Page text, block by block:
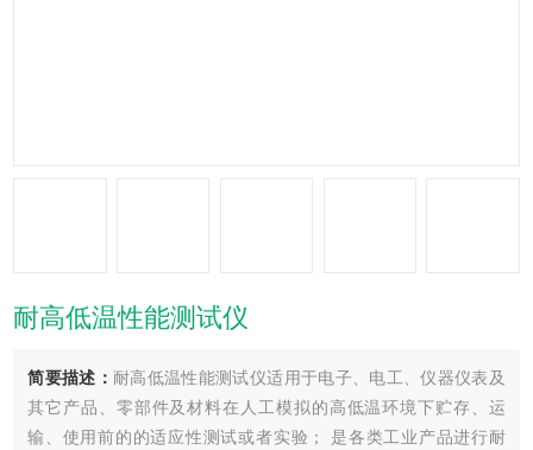
耐高低温性能测试仪
简要描述： 耐高低温性能测试仪适用于电子、电工、仪器仪表及
其它产品、零部件及材料在人工模拟的高低温环境下贮存、运
输、使用前的的适应性测试或者实验； 是各类工业产品进行耐